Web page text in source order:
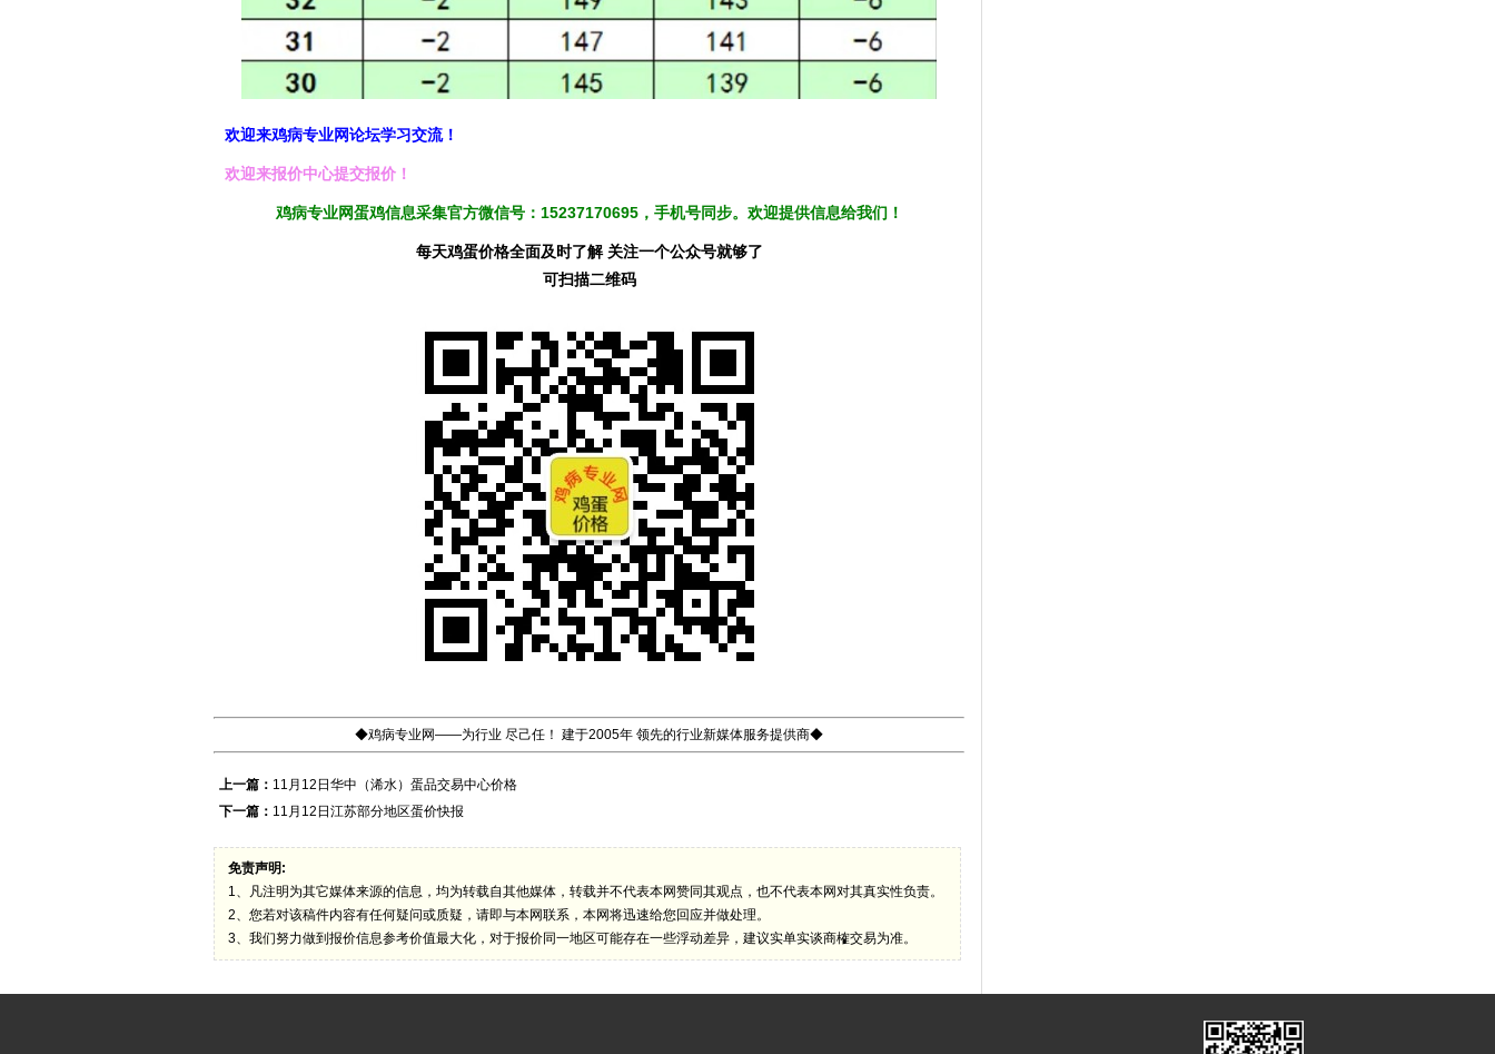
欢迎来鸡病专业网论坛学习交流！
欢迎来报价中心提交报价！
鸡病专业网蛋鸡信息采集官方微信号：15237170695，手机号同步。欢迎提供信息给我们！
每天鸡蛋价格全面及时了解 关注一个公众号就够了
可扫描二维码
◆鸡病专业网——为行业 尽己任！ 建于2005年 领先的行业新媒体服务提供商◆
上一篇： 11月12日华中（浠水）蛋品交易中心价格
下一篇： 11月12日江苏部分地区蛋价快报
免责声明:
1、凡注明为其它媒体来源的信息，均为转载自其他媒体，转载并不代表本网赞同其观点，也不代表本网对其真实性负责。
2、您若对该稿件内容有任何疑问或质疑，请即与本网联系，本网将迅速给您回应并做处理。
3、我们努力做到报价信息参考价值最大化，对于报价同一地区可能存在一些浮动差异，建议实单实谈商榷交易为准。